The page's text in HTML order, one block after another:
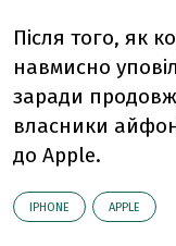
Після того, як
навмисно
заради
власники
до Apple.
IPHONE АPPLE